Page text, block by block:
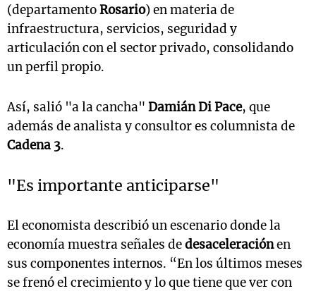
(departamentoRosario) en materia de
infraestructura, servicios, seguridad y
articulación con el sector privado, consolidando
un perfil propio.
Así, salió "a la cancha" Damián Di Pace, que
además de analista y consultor es columnista de
Cadena 3.
"Es importante anticiparse"
El economista describió un escenario donde la
economía muestra señales dedesaceleraciónen
sus componentes internos. “En los últimos meses
se frenó el crecimiento y lo que tiene que ver con